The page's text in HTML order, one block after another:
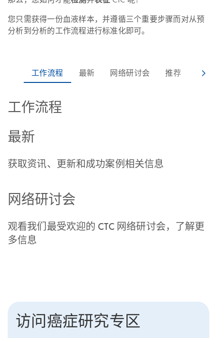
您只需获得一份血液样本，并遵循三个重要步骤而对从预
分析到分析的工作流程进行标准化即可。
工作流程
最新
获取资讯、更新和成功案例相关信息
网络研讨会
观看我们最受欢迎的 CTC 网络研讨会，了解更
多信息
访问癌症研究专区